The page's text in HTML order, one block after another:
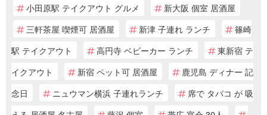
小田原駅 テイクアウト グルメ
新大阪 個室 居酒屋
三軒茶屋 喫煙可 居酒屋
新津 子連れ ランチ
篠崎
駅 テイクアウト
高円寺 ベビーカー ランチ
東新宿 テ
イクアウト
新宿 ペット可 居酒屋
鹿児島 ディナー 記
念日
ニュウマン横浜 子連れランチ
席で タバコ が 吸